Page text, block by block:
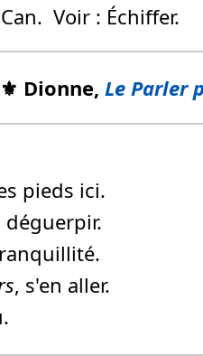
 Voir : Échiffer.
⚜️ Dionne, Le Parler
pieds ici.
déguerpir.
, s'en aller.